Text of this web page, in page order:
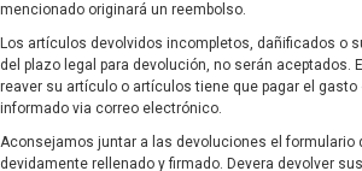
mencionado originará un reembolso.
Los artículos devolvidos incompletos, dañificados o
del plazo legal para devolución, no serán aceptados.
reaver su artículo o artículos tiene que pagar el gasto
informado via correo electrónico.
Aconsejamos juntar a las devoluciones el formulario
devidamente rellenado y firmado. Devera devolver